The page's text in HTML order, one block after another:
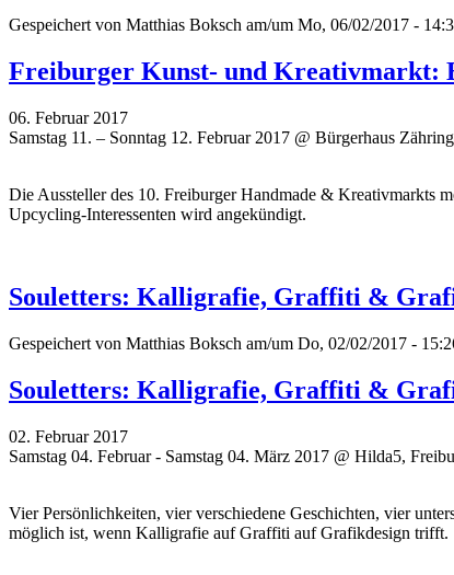
Gespeichert von Matthias Boksch am/um Mo, 06/02/2017 -
Freiburger Kunst- und Kreativmarkt:
06. Februar 2017
Samstag 11. – Sonntag 12. Februar 2017 @ Bürgerhaus
Die Aussteller des 10. Freiburger Handmade & Kreativmarkts
Upcycling-Interessenten wird angekündigt.
Souletters: Kalligrafie, Graffiti &
Gespeichert von Matthias Boksch am/um Do, 02/02/2017 -
Souletters: Kalligrafie, Graffiti &
02. Februar 2017
Samstag 04. Februar - Samstag 04. März 2017 @ Hilda5,
Vier Persönlichkeiten, vier verschiedene Geschichten, vier
möglich ist, wenn Kalligrafie auf Graffiti auf Grafikdesign trifft.